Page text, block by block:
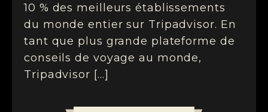
10 % des meilleurs établissements
du monde entier sur Tripadvisor. En
tant que plus grande plateforme de
conseils de voyage au monde,
Tripadvisor […]